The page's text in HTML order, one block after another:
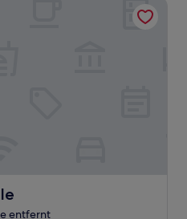
entfernt